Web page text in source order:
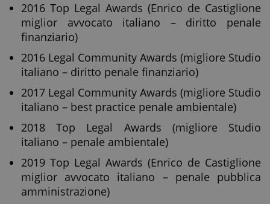
2016 Top Legal Awards (Enrico de Castiglione
miglior avvocato italiano – diritto penale
finanziario)
2016 Legal Community Awards (migliore Studio
italiano – diritto penale finanziario)
2017 Legal Community Awards (migliore Studio
italiano – best practice penale ambientale)
2018 Top Legal Awards (migliore Studio
italiano – penale ambientale)
2019 Top Legal Awards (Enrico de Castiglione
miglior avvocato italiano – penale pubblica
amministrazione)